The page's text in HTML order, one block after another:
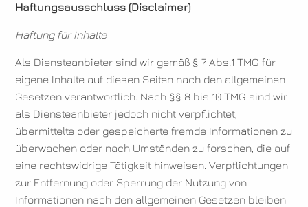
Haftungsausschluss (Disclaimer)
Haftung für Inhalte
Als Diensteanbieter sind wir gemäß § 7 Abs.1 TMG für
eigene Inhalte auf diesen Seiten nach den allgemeinen
Gesetzen verantwortlich. Nach §§ 8 bis 10 TMG sind wir
als Diensteanbieter jedoch nicht verpflichtet,
übermittelte oder gespeicherte fremde Informationen zu
überwachen oder nach Umständen zu forschen, die auf
eine rechtswidrige Tätigkeit hinweisen. Verpflichtungen
zur Entfernung oder Sperrung der Nutzung von
Informationen nach den allgemeinen Gesetzen bleiben